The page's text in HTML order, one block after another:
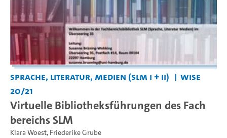
Sprache, Literatur, Medien (SLM I + II)
WiSe
20/21
Virtuelle Bibliotheksführungen des Fach
bereichs SLM
Klara Woest, Friederike Grube